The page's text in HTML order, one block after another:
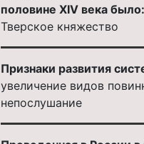
половине XIV века было:
Тверское княжество
Признаки развития
увеличение видов
непослушание